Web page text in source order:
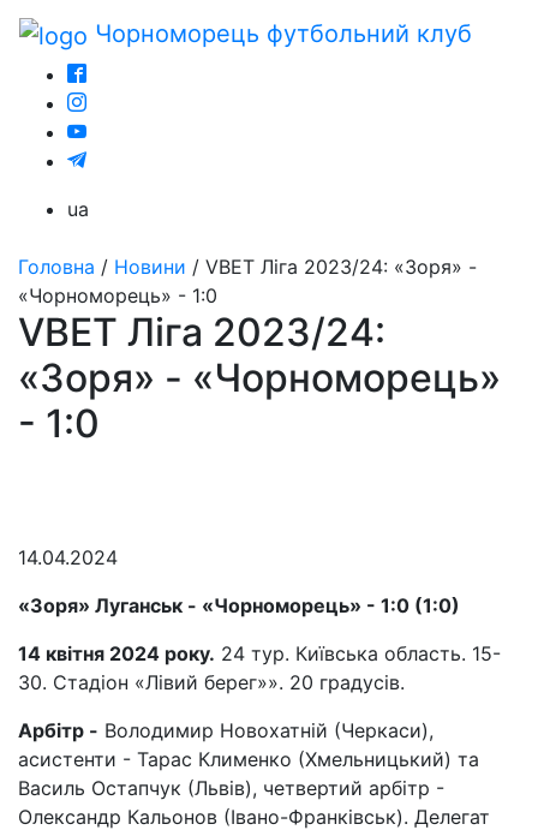
Чорноморець футбольний клуб
ua
Головна / Новини / VBET Ліга 2023/24: «Зоря» -
«Чорноморець» - 1:0
VBET Ліга 2023/24:
«Зоря» - «Чорноморець»
- 1:0
14.04.2024
«Зоря» Луганськ - «Чорноморець» - 1:0 (1:0)
14 квітня 2024 року. 24 тур. Київська область. 15-
30. Стадіон «Лівий берег»». 20 градусів.
Арбітр - Володимир Новохатній (Черкаси),
асистенти - Тарас Клименко (Хмельницький) та
Василь Остапчук (Львів), четвертий арбітр -
Олександр Кальонов (Івано-Франківськ). Делегат